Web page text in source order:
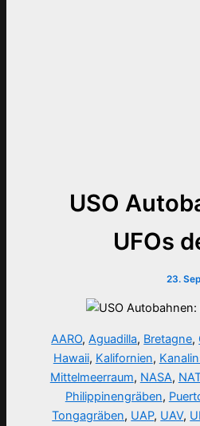
USO
UFOs
23.
AARO,Aguadilla, Bretagne,
Hawaii, Kalifornien,
Mittelmeerraum, NASA,
Philippinengräben,
Tongagräben, UAP, UAV,